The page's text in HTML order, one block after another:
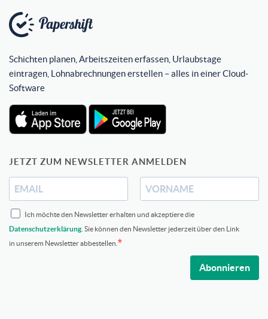
Schichten planen, Arbeitszeiten erfassen, Urlaubstage
eintragen, Lohnabrechnungen erstellen – alles in einer Cloud-
Software
JETZT ZUM NEWSLETTER ANMELDEN
Ich möchte den Newsletter erhalten und akzeptiere die
Datenschutzerklärung . Sie können den Newsletter jederzeit über den Link
in unserem Newsletter abbestellen.
Abonnieren